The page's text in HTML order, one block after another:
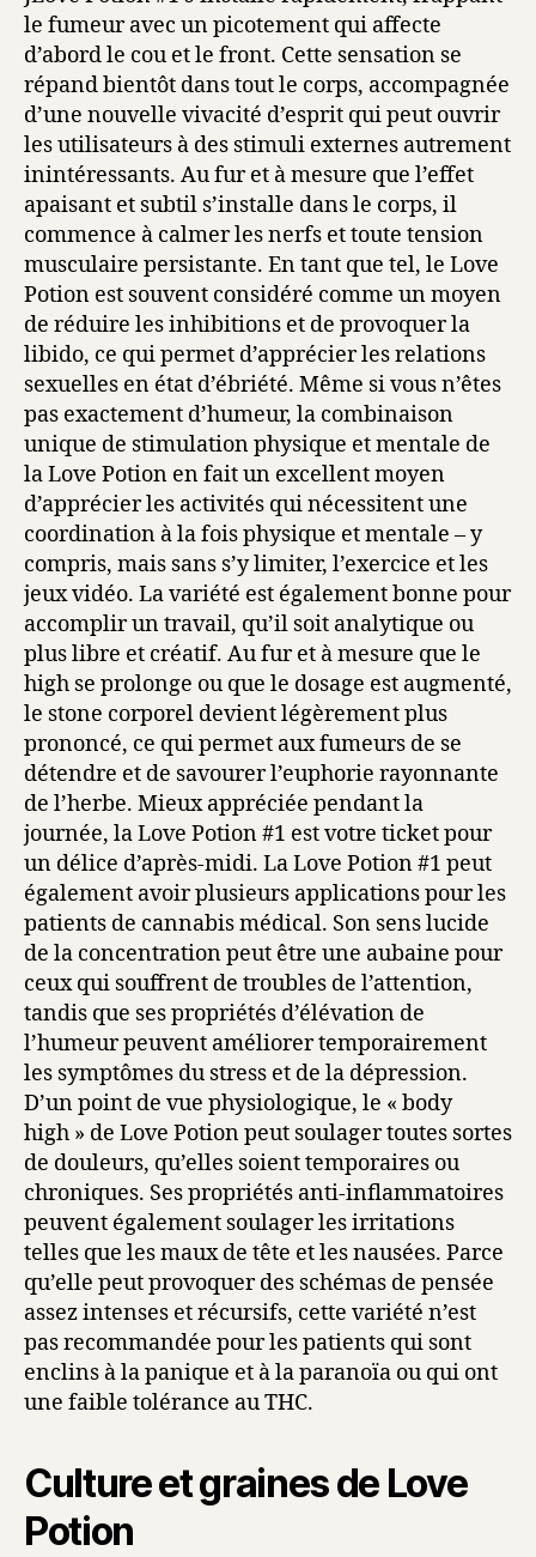
le fumeur avec un picotement qui affecte
d’abord le cou et le front. Cette sensation se
répand bientôt dans tout le corps, accompagnée
d’une nouvelle vivacité d’esprit qui peut ouvrir
les utilisateurs à des stimuli externes autrement
inintéressants. Au fur et à mesure que l’effet
apaisant et subtil s’installe dans le corps, il
commence à calmer les nerfs et toute tension
musculaire persistante. En tant que tel, le Love
Potion est souvent considéré comme un moyen
de réduire les inhibitions et de provoquer la
libido, ce qui permet d’apprécier les relations
sexuelles en état d’ébriété. Même si vous n’êtes
pas exactement d’humeur, la combinaison
unique de stimulation physique et mentale de
la Love Potion en fait un excellent moyen
d’apprécier les activités qui nécessitent une
coordination à la fois physique et mentale – y
compris, mais sans s’y limiter, l’exercice et les
jeux vidéo. La variété est également bonne pour
accomplir un travail, qu’il soit analytique ou
plus libre et créatif. Au fur et à mesure que le
high se prolonge ou que le dosage est augmenté,
le stone corporel devient légèrement plus
prononcé, ce qui permet aux fumeurs de se
détendre et de savourer l’euphorie rayonnante
de l’herbe. Mieux appréciée pendant la
journée, la Love Potion #1 est votre ticket pour
un délice d’après-midi. La Love Potion #1 peut
également avoir plusieurs applications pour les
patients de cannabis médical. Son sens lucide
de la concentration peut être une aubaine pour
ceux qui souffrent de troubles de l’attention,
tandis que ses propriétés d’élévation de
l’humeur peuvent améliorer temporairement
les symptômes du stress et de la dépression.
D’un point de vue physiologique, le « body
high » de Love Potion peut soulager toutes sortes
de douleurs, qu’elles soient temporaires ou
chroniques. Ses propriétés anti-inflammatoires
peuvent également soulager les irritations
telles que les maux de tête et les nausées. Parce
qu’elle peut provoquer des schémas de pensée
assez intenses et récursifs, cette variété n’est
pas recommandée pour les patients qui sont
enclins à la panique et à la paranoïa ou qui ont
une faible tolérance au THC.
Culture et graines de Love
Potion